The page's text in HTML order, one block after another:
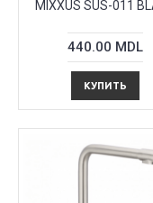
MIXXUS SUS-011
440.00 MDL
КУПИТЬ